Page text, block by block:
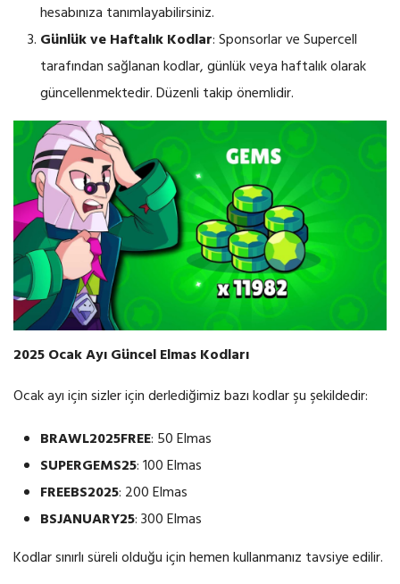
hesabınıza tanımlayabilirsiniz.
Günlük ve Haftalık Kodlar: Sponsorlar ve Supercell
tarafından sağlanan kodlar, günlük veya haftalık olarak
güncellenmektedir. Düzenli takip önemlidir.
2025 Ocak Ayı Güncel Elmas Kodları
Ocak ayı için sizler için derlediğimiz bazı kodlar şu şekildedir:
BRAWL2025FREE: 50 Elmas
SUPERGEMS25: 100 Elmas
FREEBS2025: 200 Elmas
BSJANUARY25: 300 Elmas
Kodlar sınırlı süreli olduğu için hemen kullanmanız tavsiye edilir.